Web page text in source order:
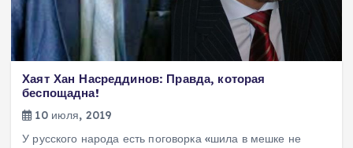
Хаят Хан Насреддинов: Правда, которая
беспощадна!
10 июля, 2019
У русского народа есть поговорка «шила в мешке не